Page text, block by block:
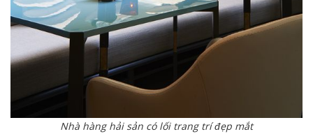
Nhà hàng hải sản có lối trang trí đẹp mắt